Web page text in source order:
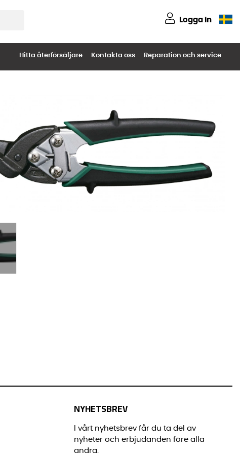
Logga in
Hitta återförsäljare Kontakta oss Reparation och service
NYHETSBREV
I vårt nyhetsbrev får du ta del av
nyheter och erbjudanden före alla
andra.